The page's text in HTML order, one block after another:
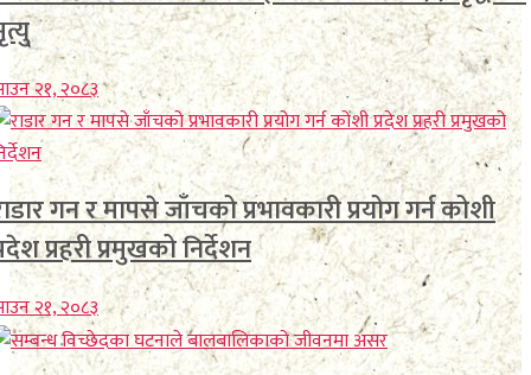
२१, २०८३
गन र मापसे जाँचको प्रभावकारी प्रयोग गर्न कोशी
प्रहरी प्रमुखको निर्देशन
२१, २०८३